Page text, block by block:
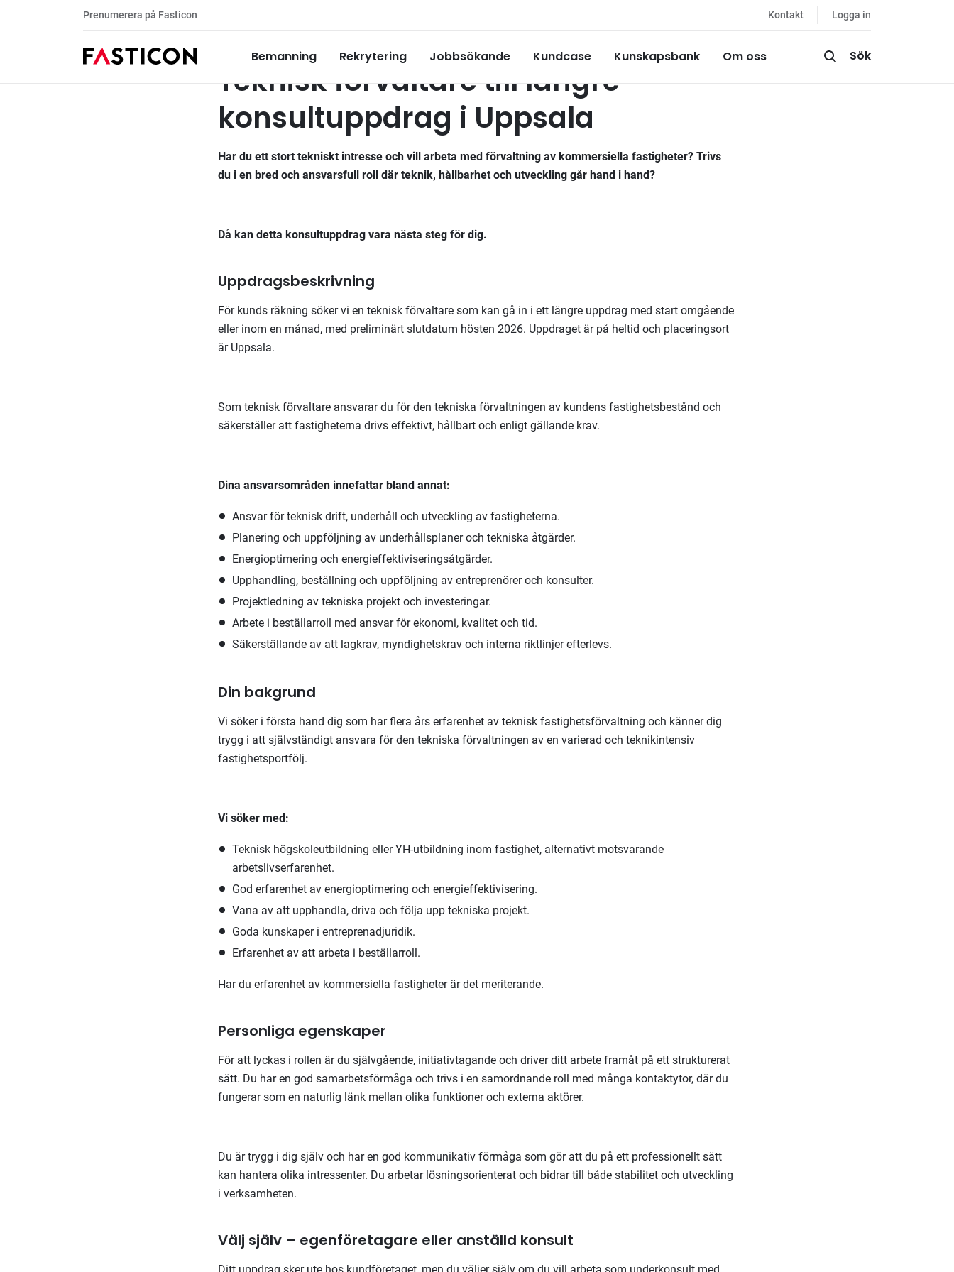
Prenumerera på Fasticon Kontakt Logga in
Bemanning Rekrytering Jobbsökande Kundcase Kunskapsbank Om oss Sök
Tillsatta uppdrag
Teknisk förvaltare till längre
konsultuppdrag i Uppsala
Har du ett stort tekniskt intresse och vill arbeta med förvaltning av kommersiella fastigheter? Trivs
du i en bred och ansvarsfull roll där teknik, hållbarhet och utveckling går hand i hand?
Då kan detta konsultuppdrag vara nästa steg för dig.
Uppdragsbeskrivning
För kunds räkning söker vi en teknisk förvaltare som kan gå in i ett längre uppdrag med start omgående
eller inom en månad, med preliminärt slutdatum hösten 2026. Uppdraget är på heltid och placeringsort
är Uppsala.
Som teknisk förvaltare ansvarar du för den tekniska förvaltningen av kundens fastighetsbestånd och
säkerställer att fastigheterna drivs effektivt, hållbart och enligt gällande krav.
Dina ansvarsområden innefattar bland annat:
Ansvar för teknisk drift, underhåll och utveckling av fastigheterna.
Planering och uppföljning av underhållsplaner och tekniska åtgärder.
Energioptimering och energieffektiviseringsåtgärder.
Upphandling, beställning och uppföljning av entreprenörer och konsulter.
Projektledning av tekniska projekt och investeringar.
Arbete i beställarroll med ansvar för ekonomi, kvalitet och tid.
Säkerställande av att lagkrav, myndighetskrav och interna riktlinjer efterlevs.
Din bakgrund
Vi söker i första hand dig som har flera års erfarenhet av teknisk fastighetsförvaltning och känner dig
trygg i att självständigt ansvara för den tekniska förvaltningen av en varierad och teknikintensiv
fastighetsportfölj.
Vi söker med:
Teknisk högskoleutbildning eller YH-utbildning inom fastighet, alternativt motsvarande
arbetslivserfarenhet.
God erfarenhet av energioptimering och energieffektivisering.
Vana av att upphandla, driva och följa upp tekniska projekt.
Goda kunskaper i entreprenadjuridik.
Erfarenhet av att arbeta i beställarroll.
Har du erfarenhet av kommersiella fastigheterär det meriterande.
Personliga egenskaper
För att lyckas i rollen är du självgående, initiativtagande och driver ditt arbete framåt på ett strukturerat
sätt. Du har en god samarbetsförmåga och trivs i en samordnande roll med många kontaktytor, där du
fungerar som en naturlig länk mellan olika funktioner och externa aktörer.
Du är trygg i dig själv och har en god kommunikativ förmåga som gör att du på ett professionellt sätt
kan hantera olika intressenter. Du arbetar lösningsorienterat och bidrar till både stabilitet och utveckling
i verksamheten.
Välj själv – egenföretagare eller anställd konsult